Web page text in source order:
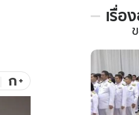
ดูทีวี
WeTV
ก+
เรื่อ
เรื่อง
ใน
สัปดาห์
ของ
หมวด
การเมือง